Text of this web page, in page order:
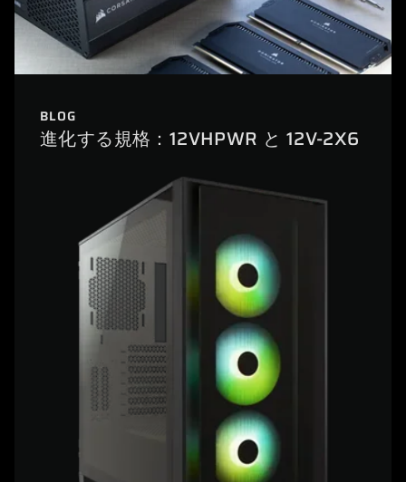
BLOG
進化する規格：12VHPWR と 12V-2X6